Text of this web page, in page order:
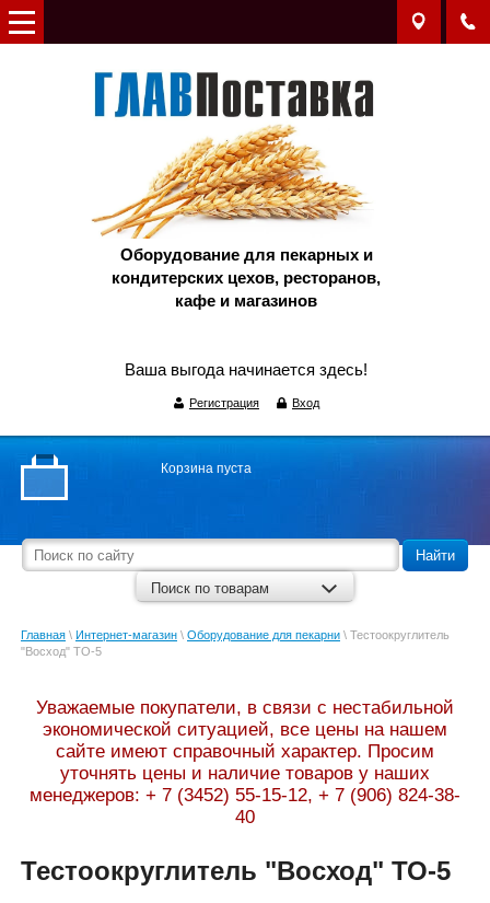
Вход
Регистрация
Оборудование для пекарных и
кондитерских цехов, ресторанов,
кафе и магазинов
Ваша выгода начинается здесь!
Корзина пуста
Найти
Поиск по товарам
Главная \ Интернет-магазин \ Оборудование для пекарни \ Тестоокруглитель
"Восход" ТО-5
Уважаемые покупатели, в связи с нестабильной
экономической ситуацией, все цены на нашем
сайте имеют справочный характер. Просим
уточнять цены и наличие товаров у наших
менеджеров: + 7 (3452) 55-15-12, + 7 (906) 824-38-
40
Тестоокруглитель "Восход" ТО-5